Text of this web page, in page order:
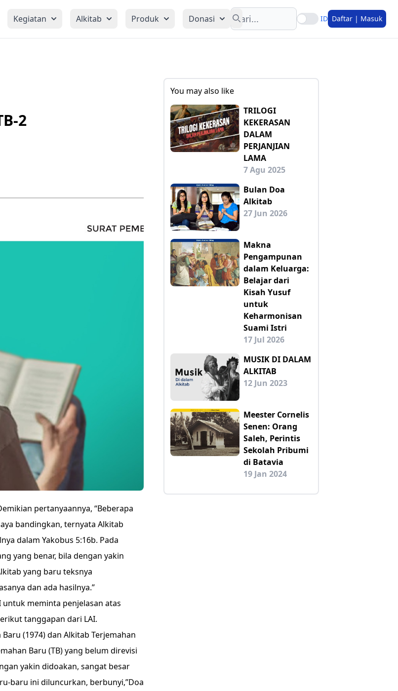
Kegiatan Alkitab Produk Donasi
Search
ID Daftar | Masuk
2
pertanyaannya, “Beberapa
bandingkan, ternyata Alkitab
dalam Yakobus 5:16b. Pada
yang benar, bila dengan yakin
yang baru teksnya
dan ada hasilnya.”
meminta penjelasan atas
tanggapan dari LAI.
(1974) dan Alkitab Terjemahan
Baru (TB) yang belum direvisi
yakin didoakan, sangat besar
baru ini diluncurkan, berbunyi,”Doa
You may also like
TRILOGI
KEKERASAN
DALAM
PERJANJIAN
LAMA
7 Agu 2025
Bulan Doa
Alkitab
27 Jun 2026
Makna
Pengampunan
dalam Keluarga:
Belajar dari
Kisah Yusuf
untuk
Keharmonisan
Suami Istri
17 Jul 2026
MUSIK DI DALAM
ALKITAB
12 Jun 2023
Meester Cornelis
Senen: Orang
Saleh, Perintis
Sekolah Pribumi
di Batavia
19 Jan 2024